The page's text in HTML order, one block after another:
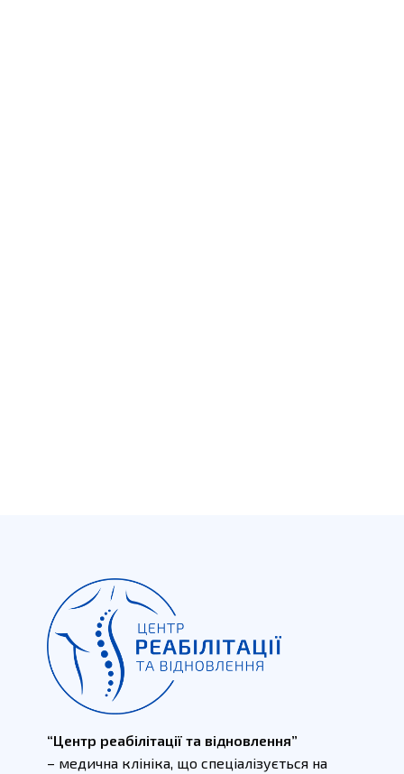
“Центр реабілітації та відновлення”
– медична клініка, що спеціалізується на